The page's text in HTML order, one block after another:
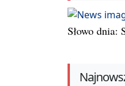
Słowo dnia: